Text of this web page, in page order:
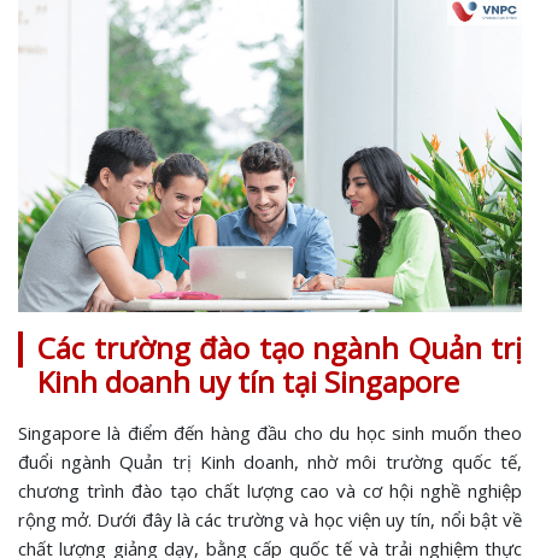
Các trường đào tạo ngành Quản trị
Kinh doanh uy tín tại Singapore
Singapore là điểm đến hàng đầu cho du học sinh muốn theo
đuổi ngành Quản trị Kinh doanh, nhờ môi trường quốc tế,
chương trình đào tạo chất lượng cao và cơ hội nghề nghiệp
rộng mở. Dưới đây là các trường và học viện uy tín, nổi bật về
chất lượng giảng dạy, bằng cấp quốc tế và trải nghiệm thực